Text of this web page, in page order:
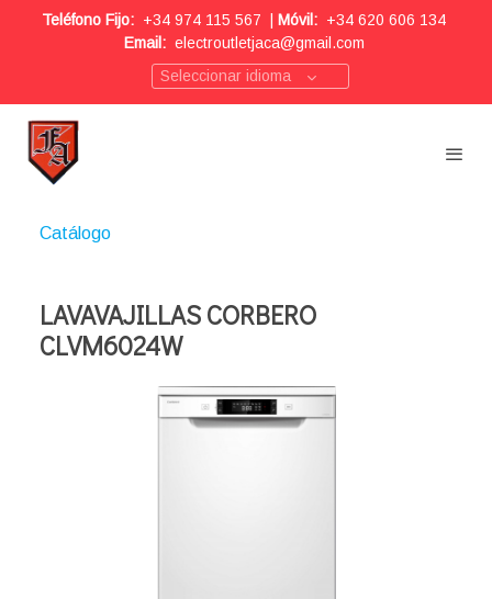
Teléfono Fijo: +34 974 115 567 Móvil: +34 620 606 134
Email: electroutletjaca@gmail.com
Seleccionar idioma
Catálogo
LAVAVAJILLAS CORBERO
CLVM6024W